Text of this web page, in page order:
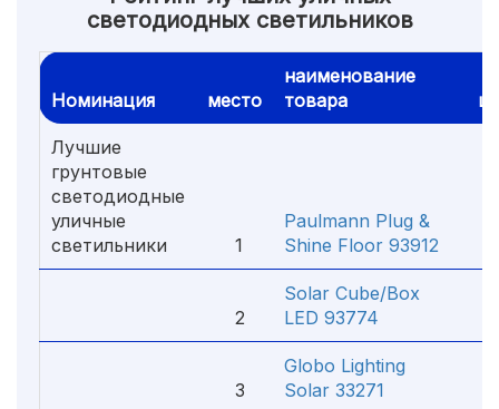
светодиодных светильников
Номинация место
наименование
товара
Лучшие
грунтовые
светодиодные
уличные
светильники
1
Paulmann Plug &
Shine Floor 93912
2
Solar Cube/Box
LED 93774
3
Globo Lighting
Solar 33271